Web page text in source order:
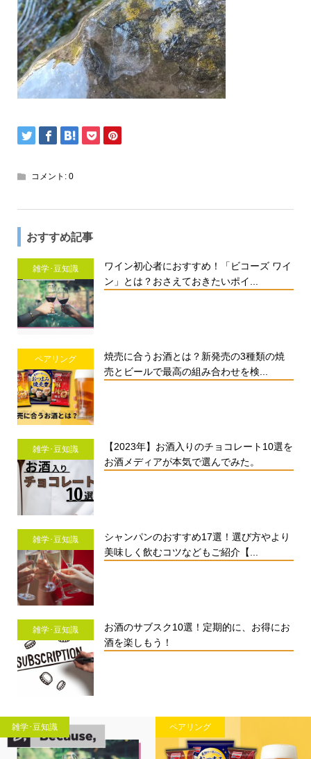
コメント: 0
おすすめ記事
雑学･豆知識
ワイン初心者におすすめ！「ビコーズ ワイ
ン」とは？おさえておきたいポイ...
ペアリング
焼売に合うお酒とは？新発売の3種類の焼
売とビールで最高の組み合わせを検...
雑学･豆知識
【2023年】お酒入りのチョコレート10選を
お酒メディアが本気で選んでみた。
雑学･豆知識
シャンパンのおすすめ17選！選び方やより
美味しく飲むコツなどもご紹介【...
雑学･豆知識
お酒のサブスク10選！定期的に、お得にお
酒を楽しもう！
雑学･豆知識 ペアリング